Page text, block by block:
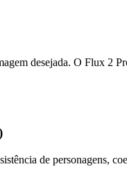
desejada. O Flux 2
de personagens,